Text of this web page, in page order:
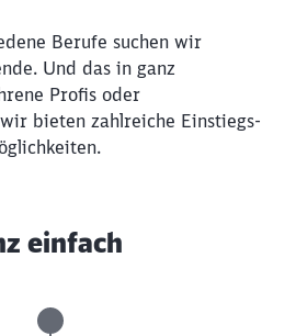
Berufe suchen wir
Und das in ganz
Profis oder
bieten zahlreiche Einstiegs-
einfach